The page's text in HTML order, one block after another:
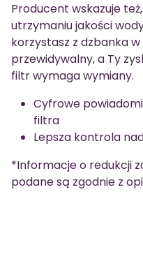
Producent wskazuje
utrzymaniu jakości
korzystasz z dzbanka
przewidywalny, a Ty
filtr wymaga wymiany.
Cyfrowe
filtra
Lepsza kontrola
*Informacje o redukcji
podane są zgodnie z